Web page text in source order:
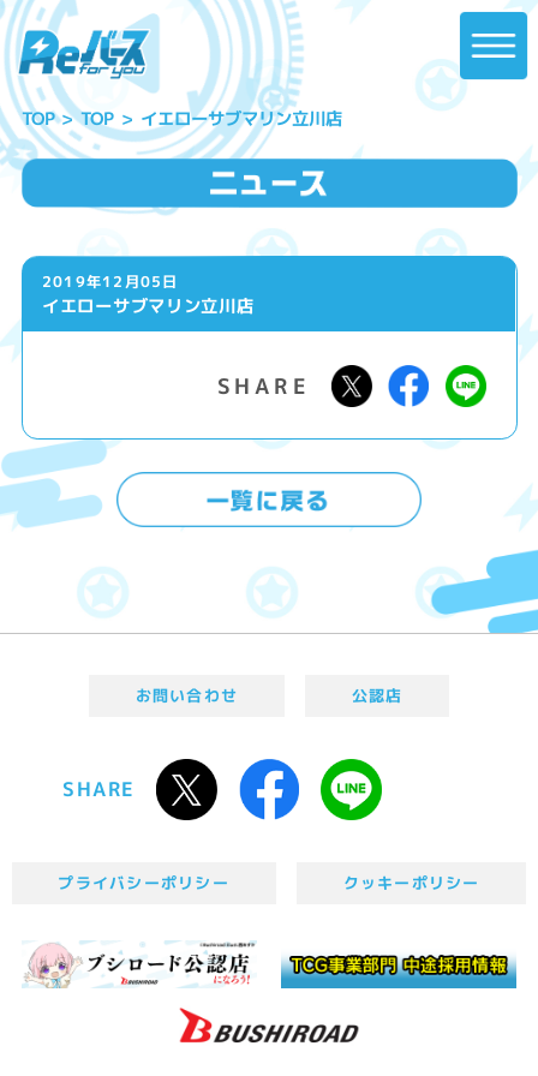
TOP TOP イエローサブマリン立川店
2019年12月05日
イエローサブマリン立川店
お問い合わせ 公認店
SHARE
プライバシーポリシー クッキーポリシー